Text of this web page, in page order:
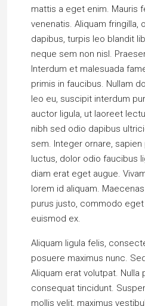
mattis a eget enim. Mauris
venenatis. Aliquam fringilla,
dapibus, turpis leo blandit
neque sem non nisl.
Interdum et malesuada
primis in faucibus. Nullam
leo eu, suscipit interdum
auctor ligula, ut laoreet
nibh sed odio dapibus
sem. Integer ornare,
luctus, dolor odio faucibus
diam erat eget augue.
lorem id aliquam.
purus justo, commodo
euismod ex.
Aliquam ligula felis,
posuere maximus nunc.
Aliquam erat volutpat.
consequat tincidunt.
mollis velit, maximus